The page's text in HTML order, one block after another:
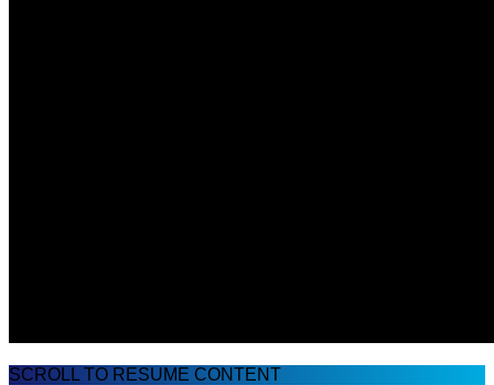
SCROLL TO RESUME CONTENT